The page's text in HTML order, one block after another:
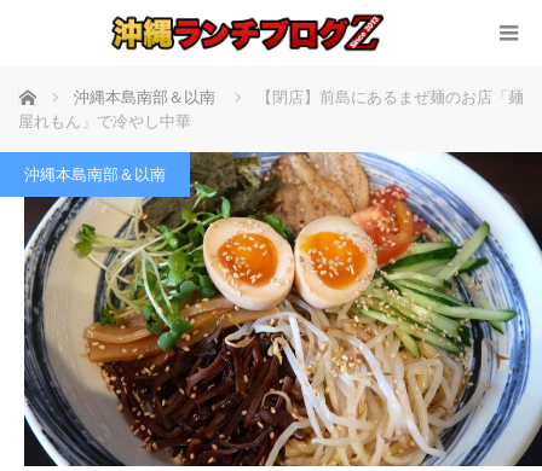
ホーム 沖縄本島南部＆以南
【閉店】前島にあるまぜ麺のお店「麺
屋れもん」で冷やし中華
沖縄本島南部＆以南